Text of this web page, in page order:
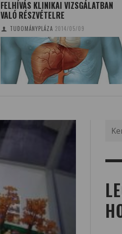
FELHÍVÁS KLINIKAI VIZSGÁLATBAN
VALÓ RÉSZVÉTELRE
TUDOMÁNYPLÁZA 2014/05/09
for: